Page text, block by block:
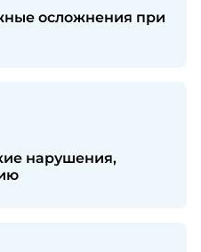
осложнения при
нарушения,